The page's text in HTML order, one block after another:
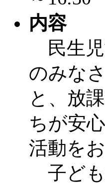
内容
民生児
のみな
と、放
ちが安
活動を
子ども